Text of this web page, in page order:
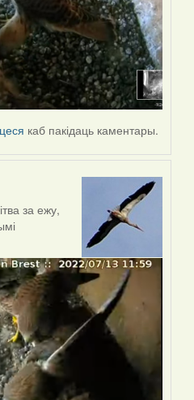
каб пакідаць каментары.
за ежу,